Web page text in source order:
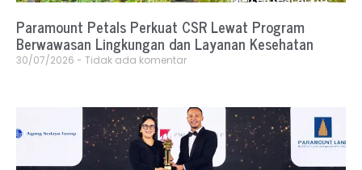
Paramount Petals Perkuat CSR Lewat Program
Berwawasan Lingkungan dan Layanan Kesehatan
30/07/2026 Tidak ada komentar